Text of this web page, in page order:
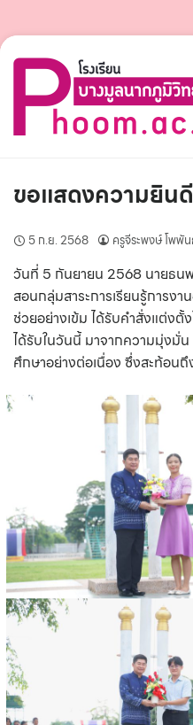
Skip
content
ขอแสดงความยิน
5 ก.ย. 2568 ครูจีระพงษ์ โพพั
วันที่ 5 กันยายน 2568 นายธนพ
สอนกลุ่มสาระการเรียนรู้การง
ช่วยอย่างเข้ม ได้รับคำสั่งแต่งตั้
ได้รับในวันนี้ มาจากความมุ่งมั่
ศึกษาอย่างต่อเนื่อง ซึ่งสะท้อน